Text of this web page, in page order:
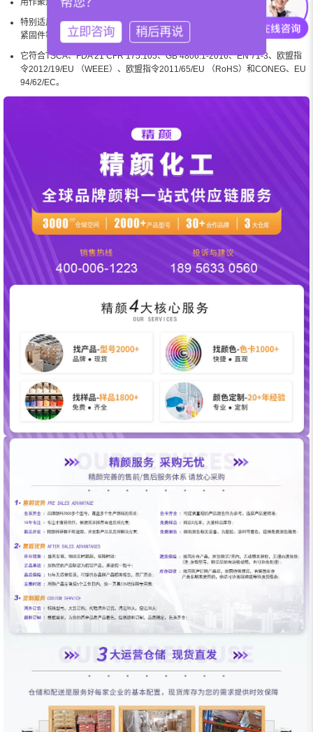
特别适用于汽车和工业应用中的聚酰胺，包括工程盖、进气歧管、电缆扎带、
紧固件等；
它符合TSCA、FDA 21 CFR 175.105、GB 4806.1-2016、EN 71-3、欧盟指
令2012/19/EU （WEEE）、欧盟指令2011/65/EU （RoHS）和CONEG、EU
94/62/EC。
立即咨询 稍后再说